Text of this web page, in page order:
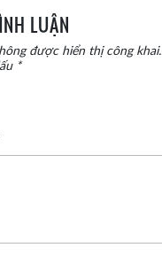
LUẬN
được hiển thị công khai.
*